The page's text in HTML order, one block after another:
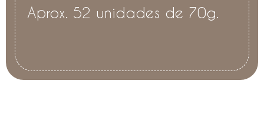
Aprox. 52 unidades de 70g.